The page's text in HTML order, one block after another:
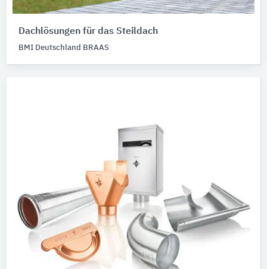
Dachlösungen für das Steildach
BMI Deutschland BRAAS